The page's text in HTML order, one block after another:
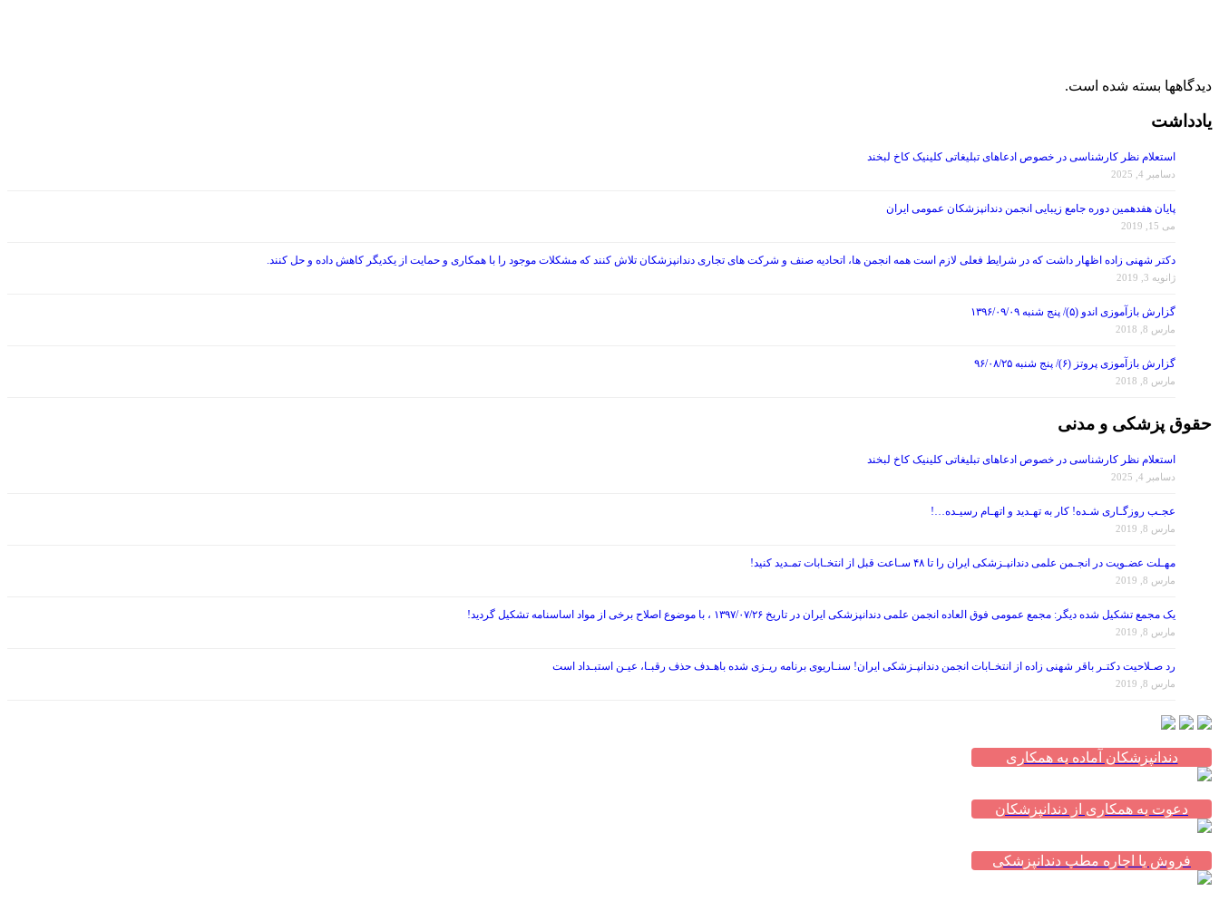
دیدگاهها بسته شده است.
یادداشت
استعلام نظر کارشناسی در خصوص ادعاهای تبلیغاتی کلینیک کاخ لبخند
دسامبر 4, 2025
پایان هفدهمین دوره جامع زیبایی انجمن دندانپزشکان عمومی ایران
می 15, 2019
دکتر شهنی زاده اظهار داشت که در شرایط فعلی لازم است همه انجمن ها، اتحادیه صنف و شرکت های تجاری دندانپزشکان تلاش کنند که مشکلات موجود را با همکاری و حمایت از یکدیگر کاهش داده و حل کنند.
ژانویه 3, 2019
گزارش بازآموزی اندو (۵)/ پنج شنبه ۱۳۹۶/۰۹/۰۹
مارس 8, 2018
گزارش بازآموزی پروتز (۶)/ پنج شنبه ۹۶/۰۸/۲۵
مارس 8, 2018
حقوق پزشکی و مدنی
استعلام نظر کارشناسی در خصوص ادعاهای تبلیغاتی کلینیک کاخ لبخند
دسامبر 4, 2025
عجـب روزگـاری شـده! کار به تهـدید و اتهـام رسیـده…!
مارس 8, 2019
مهـلت عضـویت در انجـمن علمی دندانپـزشکی ایران را تا ۴۸ سـاعت قبل از انتخـابات تمـدید کنید!
مارس 8, 2019
یک مجمع تشکیل شده دیگر: مجمع عمومی فوق العاده انجمن علمی دندانپزشکی ایران در تاریخ ۱۳۹۷/۰۷/۲۶ ، با موضوع اصلاح برخی از مواد اساسنامه تشکیل گردید!
مارس 8, 2019
رد صـلاحیت دکتـر باقر شهنی زاده از انتخـابات انجمن دندانپـزشکی ایران! سنـاریوی برنامه ریـزی شده باهـدف حذف رقبـا، عیـن استبـداد است
مارس 8, 2019
دندانپزشکان آماده به همکاری
دعوت به همکاری از دندانپزشکان
فروش یا اجاره مطب دندانپزشکی